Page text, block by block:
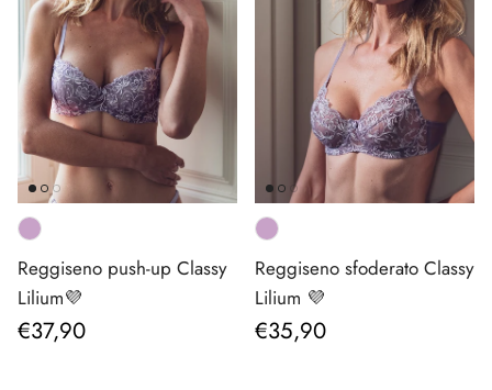
Reggiseno push-up Classy
Lilium💜
Prezzo normale
€37,90
Reggiseno sfoderato Classy
Lilium 💜
Prezzo normale
€35,90